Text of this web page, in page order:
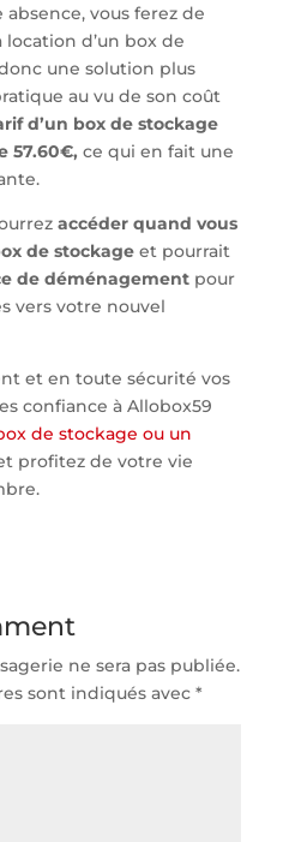
vous ferez de
location d’un box de
une solution plus
au vu de son coût
d’un box de stockage
57.60€, ce qui en fait une
accéder quand vous
de stockageet pourrait
de déménagement pour
vers votre nouvel
et en toute sécurité vos
confiance à Allobox59
de stockage ou un
profitez de votre vie
ne sera pas publiée.
sont indiqués avec *